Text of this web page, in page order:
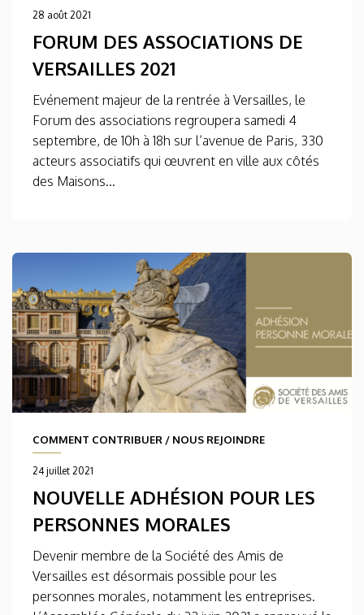
28 août 2021
FORUM DES ASSOCIATIONS DE
VERSAILLES 2021
Evénement majeur de la rentrée à Versailles, le
Forum des associations regroupera samedi 4
septembre, de 10h à 18h sur l’avenue de Paris, 330
acteurs associatifs qui œuvrent en ville aux côtés
des Maisons...
COMMENT CONTRIBUER / NOUS REJOINDRE
24 juillet 2021
NOUVELLE ADHÉSION POUR LES
PERSONNES MORALES
Devenir membre de la Société des Amis de
Versailles est désormais possible pour les
personnes morales, notamment les entreprises.